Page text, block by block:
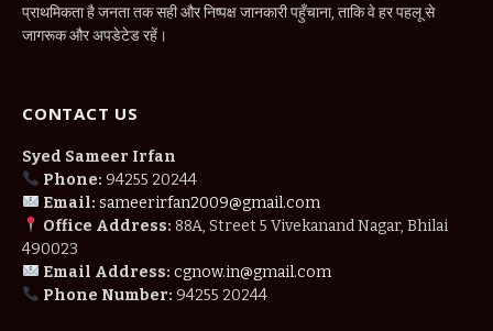
प्राथमिकता है जनता तक सही और निष्पक्ष जानकारी पहुँचाना, ताकि वे हर पहलू से
जागरूक और अपडेटेड रहें।
CONTACT US
Syed Sameer Irfan
Phone: 94255 20244
Email: sameerirfan2009@gmail.com
Office Address: 88A, Street 5 Vivekanand Nagar, Bhilai
490023
Email Address: cgnow.in@gmail.com
Phone Number: 94255 20244